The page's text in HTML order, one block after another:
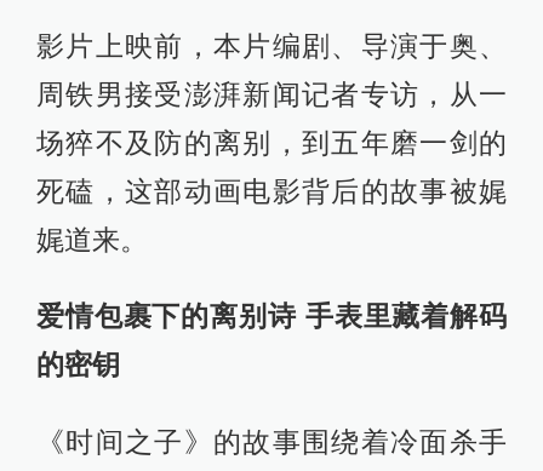
影片上映前，本片编剧、导演于奥、
周铁男接受澎湃新闻记者专访，从一
场猝不及防的离别，到五年磨一剑的
死磕，这部动画电影背后的故事被娓
娓道来。​
爱情包裹下的离别诗​ 手表里藏着解码
的密钥
《时间之子》的故事围绕着冷面杀手